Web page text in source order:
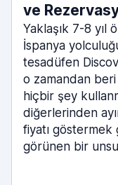
ve
Yaklaşık 7-8 yıl
İspanya
tesadüfen
o zamandan
hiçbir şey
diğerlerinden
fiyatı
görünen bir